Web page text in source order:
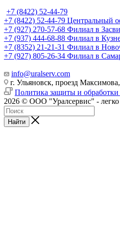
+7 (8422) 52-44-79
+7 (8422) 52-44-79 Центральный
+7 (927) 270-57-68 Филиал в
+7 (937) 444-68-88 Филиал в
+7 (8352) 21-21-31 Филиал в
+7 (927) 805-26-34 Филиал в
info@uralserv.com
г. Ульяновск, проезд
Политика защиты и
2026 © ООО "Уралсервис" - легко
Найти